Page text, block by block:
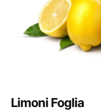
Limoni Foglia